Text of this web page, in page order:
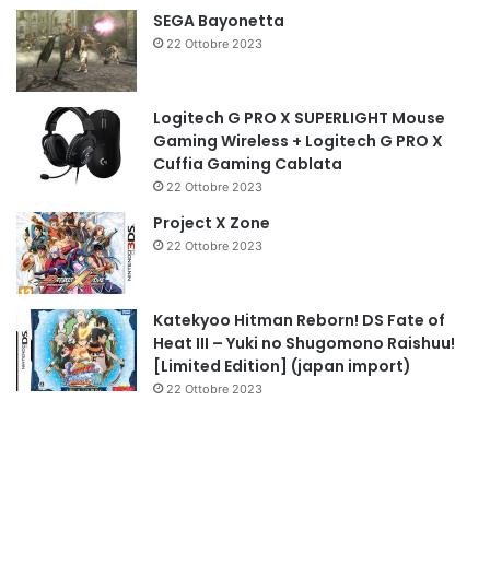
SEGA Bayonetta
22 Ottobre 2023
Logitech G PRO X SUPERLIGHT Mouse
Gaming Wireless + Logitech G PRO X
Cuffia Gaming Cablata
22 Ottobre 2023
Project X Zone
22 Ottobre 2023
Katekyoo Hitman Reborn! DS Fate of
Heat III – Yuki no Shugomono Raishuu!
[Limited Edition] (japan import)
22 Ottobre 2023